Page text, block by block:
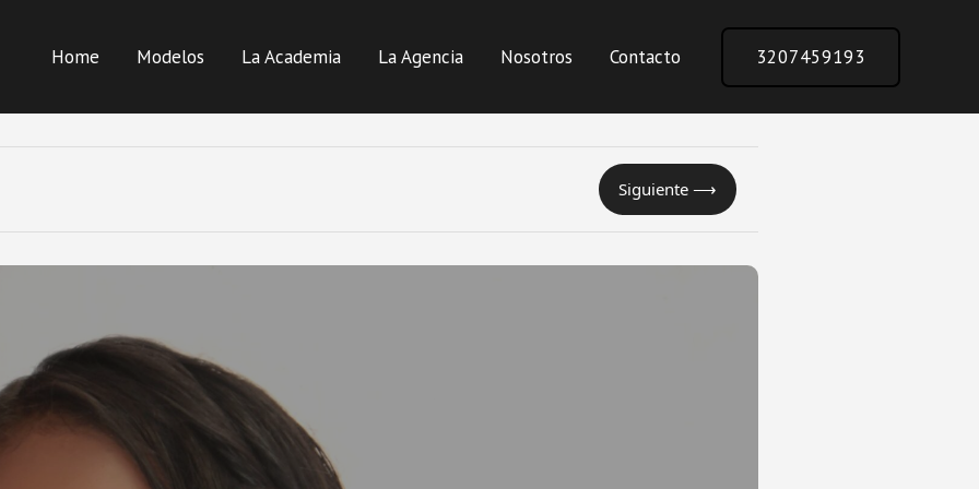
Home Modelos La Academia La Agencia Nosotros Contacto 3207459193
Siguiente ⟶